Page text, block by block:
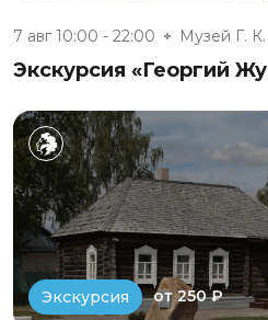
7 авг 10:00 - 22:00 Музей Г.
Экскурсия «Георгий
Экскурсия от 250 ₽